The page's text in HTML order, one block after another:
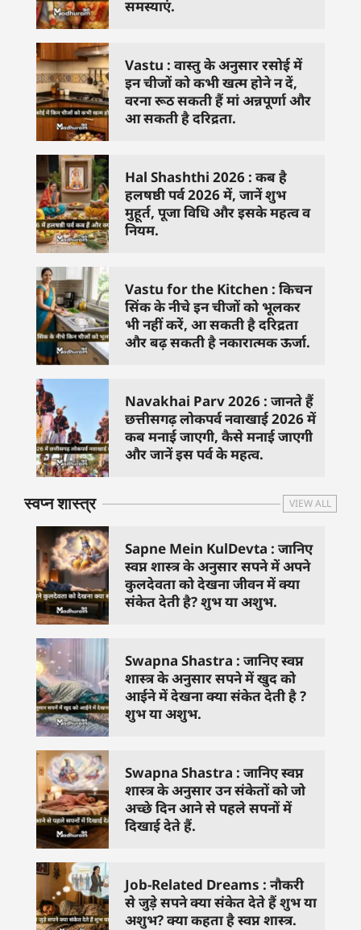
समस्याएं.
Vastu : वास्तु के अनुसार रसोई में
इन चीजों को कभी खत्म होने न दें,
वरना रूठ सकती हैं मां अन्नपूर्णा और
आ सकती है दरिद्रता.
Hal Shashthi 2026 : कब है
हलषष्ठी पर्व 2026 में, जानें शुभ
मुहूर्त, पूजा विधि और इसके महत्व व
नियम.
Vastu for the Kitchen : किचन
सिंक के नीचे इन चीजों को भूलकर
भी नहीं करें, आ सकती है दरिद्रता
और बढ़ सकती है नकारात्मक ऊर्जा.
Navakhai Parv 2026 : जानते हैं
छत्तीसगढ़ लोकपर्व नवाखाई 2026 में
कब मनाई जाएगी, कैसे मनाई जाएगी
और जानें इस पर्व के महत्व.
स्वप्न शास्त्र VIEW ALL
Sapne Mein KulDevta : जानिए
स्वप्न शास्त्र के अनुसार सपने में अपने
कुलदेवता को देखना जीवन में क्या
संकेत देती है? शुभ या अशुभ.
Swapna Shastra : जानिए स्वप्न
शास्त्र के अनुसार सपने में खुद को
आईने में देखना क्या संकेत देती है ?
शुभ या अशुभ.
Swapna Shastra : जानिए स्वप्न
शास्त्र के अनुसार उन संकेतों को जो
अच्छे दिन आने से पहले सपनों में
दिखाई देते हैं.
Job-Related Dreams : नौकरी
से जुड़े सपने क्या संकेत देते हैं शुभ या
अशुभ? क्या कहता है स्वप्न शास्त्र.